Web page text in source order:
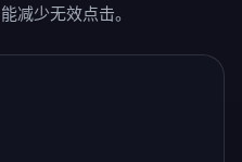
减少无效点击。